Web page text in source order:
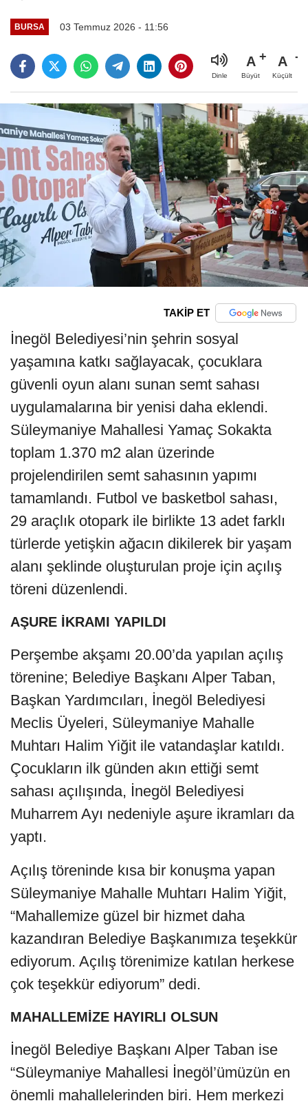
BURSA 03 Temmuz 2026 - 11:56
Dinle
A
Büyüt
A
Küçült
TAKİP ET
İnegöl Belediyesi’nin şehrin sosyal
yaşamına katkı sağlayacak, çocuklara
güvenli oyun alanı sunan semt sahası
uygulamalarına bir yenisi daha eklendi.
Süleymaniye Mahallesi Yamaç Sokakta
toplam 1.370 m2 alan üzerinde
projelendirilen semt sahasının yapımı
tamamlandı. Futbol ve basketbol sahası,
29 araçlık otopark ile birlikte 13 adet farklı
türlerde yetişkin ağacın dikilerek bir yaşam
alanı şeklinde oluşturulan proje için açılış
töreni düzenlendi.
AŞURE İKRAMI YAPILDI
Perşembe akşamı 20.00’da yapılan açılış
törenine; Belediye Başkanı Alper Taban,
Başkan Yardımcıları, İnegöl Belediyesi
Meclis Üyeleri, Süleymaniye Mahalle
Muhtarı Halim Yiğit ile vatandaşlar katıldı.
Çocukların ilk günden akın ettiği semt
sahası açılışında, İnegöl Belediyesi
Muharrem Ayı nedeniyle aşure ikramları da
yaptı.
Açılış töreninde kısa bir konuşma yapan
Süleymaniye Mahalle Muhtarı Halim Yiğit,
“Mahallemize güzel bir hizmet daha
kazandıran Belediye Başkanımıza teşekkür
ediyorum. Açılış törenimize katılan herkese
çok teşekkür ediyorum” dedi.
MAHALLEMİZE HAYIRLI OLSUN
İnegöl Belediye Başkanı Alper Taban ise
“Süleymaniye Mahallesi İnegöl’ümüzün en
önemli mahallelerinden biri. Hem merkezi